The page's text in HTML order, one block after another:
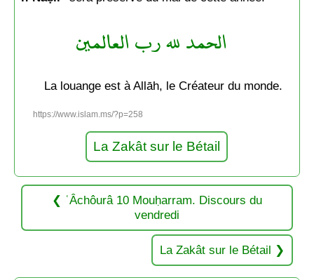
الحمد لله رب العالمين
La louange est à Allāh, le Créateur du monde.
https://www.islam.ms/?p=258
La Zakât sur le Bétail
ʿÂchôurâ 10 Mouḥarram. Discours du
vendredi
La Zakât sur le Bétail